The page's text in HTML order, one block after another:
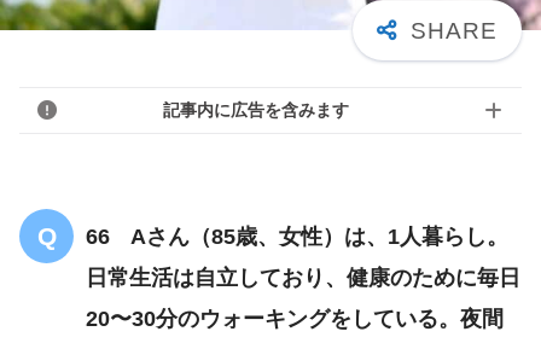
記事内に広告を含みます
66 Aさん（85歳、女性）は、1人暮らし。
日常生活は自立しており、健康のために毎日
20〜30分のウォーキングをしている。夜間